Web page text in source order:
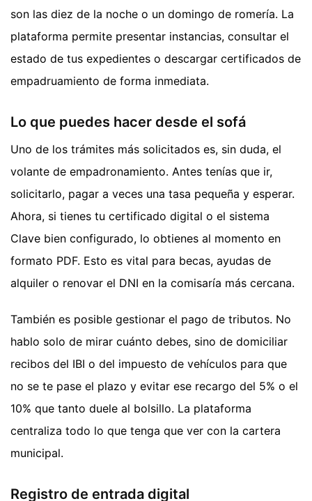
son las diez de la noche o un domingo de romería. La
plataforma permite presentar instancias, consultar el
estado de tus expedientes o descargar certificados de
empadruamiento de forma inmediata.
Lo que puedes hacer desde el sofá
Uno de los trámites más solicitados es, sin duda, el
volante de empadronamiento. Antes tenías que ir,
solicitarlo, pagar a veces una tasa pequeña y esperar.
Ahora, si tienes tu certificado digital o el sistema
Clave bien configurado, lo obtienes al momento en
formato PDF. Esto es vital para becas, ayudas de
alquiler o renovar el DNI en la comisaría más cercana.
También es posible gestionar el pago de tributos. No
hablo solo de mirar cuánto debes, sino de domiciliar
recibos del IBI o del impuesto de vehículos para que
no se te pase el plazo y evitar ese recargo del 5% o el
10% que tanto duele al bolsillo. La plataforma
centraliza todo lo que tenga que ver con la cartera
municipal.
Registro de entrada digital